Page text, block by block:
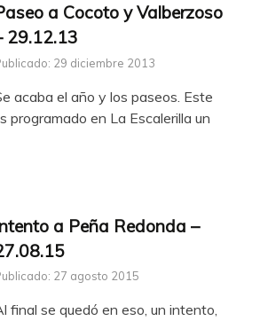
a Cocoto y Valberzoso
29.12.13
29 diciembre 2013
acaba el año y los paseos. Este
programado en La Escalerilla un
a Peña Redonda –
27 agosto 2015
final se quedó en eso, un intento,